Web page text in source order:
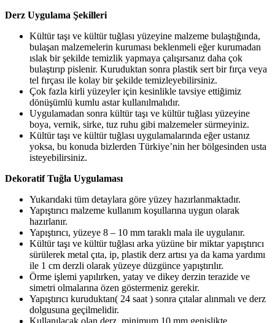
Derz Uygulama Şekilleri
Kültür taşı ve kültür tuğlası yüzeyine malzeme bulaştığında,
bulaşan malzemelerin kuruması beklenmeli eğer kurumadan
ıslak bir şekilde temizlik yapmaya çalışırsanız daha çok
bulaştırıp pislenir. Kuruduktan sonra plastik sert bir fırça veya
tel fırçası ile kolay bir şekilde temizleyebilirsiniz.
Çok fazla kirli yüzeyler için kesinlikle tavsiye ettiğimiz
dönüşümlü kumlu astar kullanılmalıdır.
Uygulamadan sonra kültür taşı ve kültür tuğlası yüzeyine
boya, vernik, sirke, tuz ruhu gibi malzemeler sürmeyiniz.
Kültür taşı ve kültür tuğlası uygulamalarında eğer ustanız
yoksa, bu konuda bizlerden Türkiye’nin her bölgesinden usta
isteyebilirsiniz.
Dekoratif Tuğla Uygulaması
Yukarıdaki tüm detaylara göre yüzey hazırlanmaktadır.
Yapıştırıcı malzeme kullanım koşullarına uygun olarak
hazırlanır.
Yapıştırıcı, yüzeye 8 – 10 mm taraklı mala ile uygulanır.
Kültür taşı ve kültür tuğlası arka yüzüne bir miktar yapıştırıcı
sürülerek metal çıta, ip, plastik derz artısı ya da kama yardımı
ile 1 cm derzli olarak yüzeye düzgünce yapıştırılır.
Örme işlemi yapılırken, yatay ve dikey derzin terazide ve
simetri olmalarına özen göstermeniz gerekir.
Yapıştırıcı kuruduktan( 24 saat ) sonra çıtalar alınmalı ve derz
dolgusuna geçilmelidir.
Kullanılacak olan derz, minimum 10 mm genişlikte